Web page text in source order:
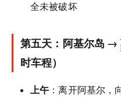
全未被破坏
第五天：阿基尔岛 →
时车程）
上午 ：离开阿基尔，